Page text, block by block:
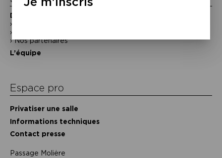
Découvrir
Nos partenaires
L’équipe
Espace pro
Privatiser une salle
Informations techniques
Contact presse
Passage Moliėre